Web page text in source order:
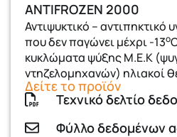
ANTIFROZEN 2000
Αντιψυκτικό – αντιπηκτικό
που δεν παγώνει μέχρι -13ο
κυκλώματα ψύξης Μ.Ε.Κ
ντηζελομηχανών) ηλιακοί
Δείτε το προϊόν
Τεχνικό δελτίο
Φύλλο δεδομένων